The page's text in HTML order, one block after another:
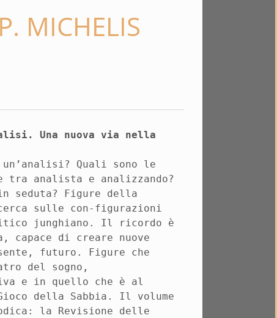
MICHELIS
Una nuova via nella
Quali sono le
tra analista e analizzando?
seduta? Figure della
sulle con-figurazioni
junghiano. Il ricordo è
capace di creare nuove
futuro. Figure che
del sogno,
e in quello che è al
della Sabbia. Il volume
la Revisione delle